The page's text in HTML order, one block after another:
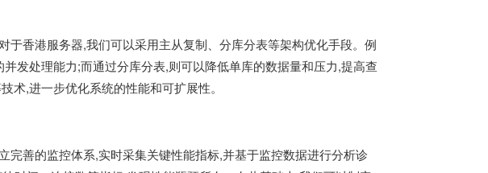
于香港服务器,我们可以采用主从复制、分库分表等架构优化手段。例
发处理能力;而通过分库分表,则可以降低单库的数据量和压力,提高查
术,进一步优化系统的性能和可扩展性。
完善的监控体系,实时采集关键性能指标,并基于监控数据进行分析诊